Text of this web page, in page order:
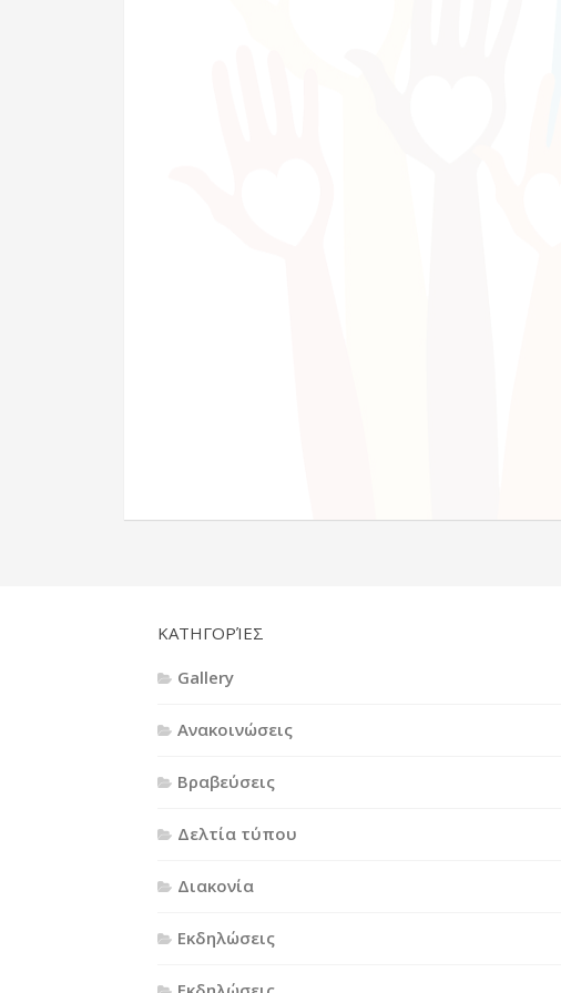
KΑΤΗΓΟΡΊΕΣ
Gallery
Ανακοινώσεις
Βραβεύσεις
Δελτία τύπου
Διακονία
Εκδηλώσεις